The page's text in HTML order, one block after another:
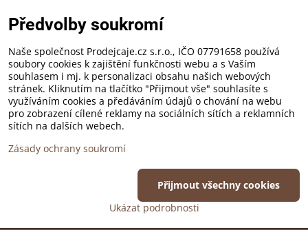
Předvolby soukromí
Naše společnost Prodejcaje.cz s.r.o., IČO 07791658 používá
soubory cookies k zajištění funkčnosti webu a s Vaším
souhlasem i mj. k personalizaci obsahu našich webových
stránek. Kliknutím na tlačítko "Přijmout vše" souhlasíte s
využíváním cookies a předáváním údajů o chování na webu
pro zobrazení cílené reklamy na sociálních sítích a reklamních
sítích na dalších webech.
Zásady ochrany soukromí
Ukázat podrobnosti
Přijmout všechny cookies